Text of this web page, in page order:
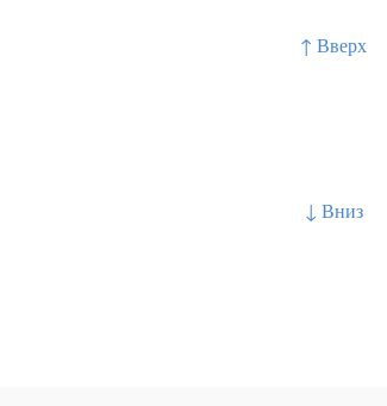
↑ Вверх
↓ Вниз